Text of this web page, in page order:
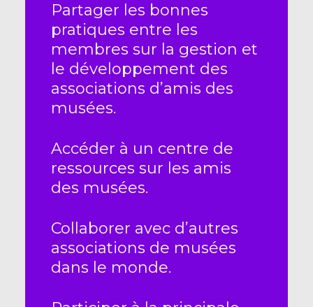
Partager les bonnes
pratiques entre les
membres sur la gestion et
le développement des
associations d’amis des
musées.
Accéder à un centre de
ressources sur les amis
des musées.
Collaborer avec d’autres
associations de musées
dans le monde.